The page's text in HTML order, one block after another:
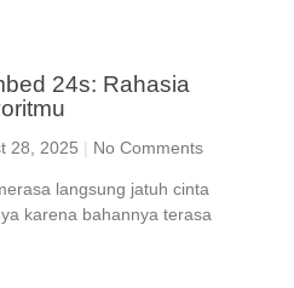
24s: Rahasia
28, 2025 No Comments
langsung jatuh cinta
karena bahannya terasa